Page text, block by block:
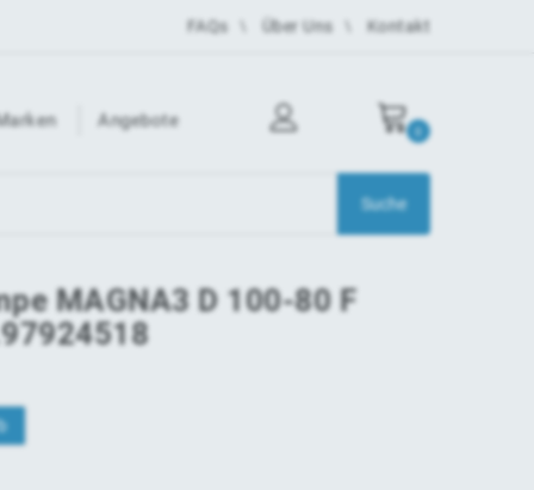
FAQs Über Uns Kontakt
Angebote
MAGNA3 D 100-80 F